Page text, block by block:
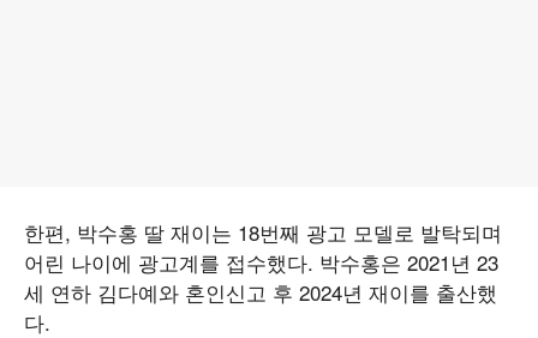
한편, 박수홍 딸 재이는 18번째 광고 모델로 발탁되며
어린 나이에 광고계를 접수했다. 박수홍은 2021년 23
세 연하 김다예와 혼인신고 후 2024년 재이를 출산했
다.